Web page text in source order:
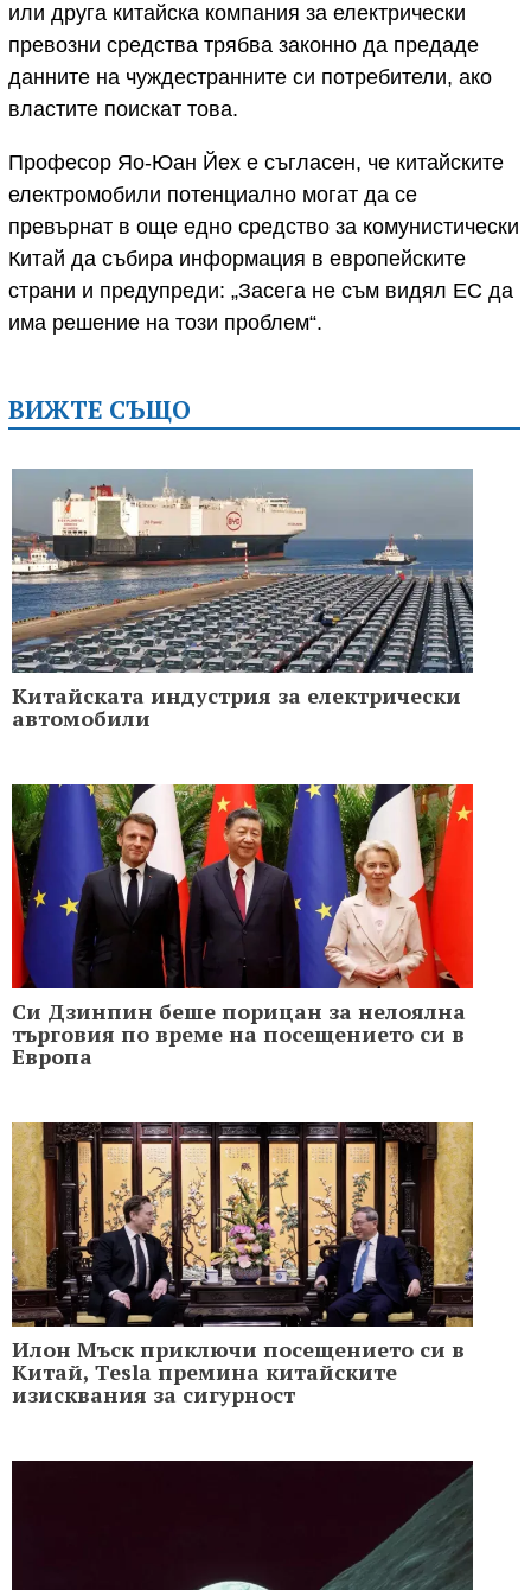
или друга китайска компания за електрически
превозни средства трябва законно да предаде
данните на чуждестранните си потребители, ако
властите поискат това.
Професор Яо-Юан Йех е съгласен, че китайските
електромобили потенциално могат да се
превърнат в още едно средство за комунистически
Китай да събира информация в европейските
страни и предупреди: „Засега не съм видял ЕС да
има решение на този проблем“.
ВИЖТЕ СЪЩО
Китайската индустрия за електрически
автомобили
Си Дзинпин беше порицан за нелоялна
търговия по време на посещението си в
Европа
Илон Мъск приключи посещението си в
Китай, Tesla премина китайските
изисквания за сигурност